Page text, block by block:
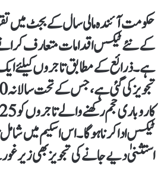
کے نئے ٹیکس اقدامات متعارف
ہے۔ ذرائع کے مطابق تاجروں کیلئے
ٹیکس ادا کرنا ہوگا۔ اس اسکیم میں
استثنیٰ دیے جانے کی تجویز بھی زیر